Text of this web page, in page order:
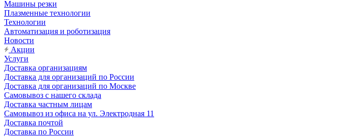
Машины резки
Плазменные технологии
Технологии
Автоматизация и роботизация
Новости
Акции
Услуги
Доставка организациям
Доставка для организаций по России
Доставка для организаций по Москве
Самовывоз с нашего склада
Доставка частным лицам
Самовывоз из офиса на ул. Электродная 11
Доставка почтой
Доставка по России